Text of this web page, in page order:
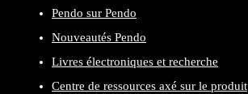
Pendo sur Pendo
Nouveautés Pendo
Livres électroniques et recherche
Centre de ressources axé sur le produit